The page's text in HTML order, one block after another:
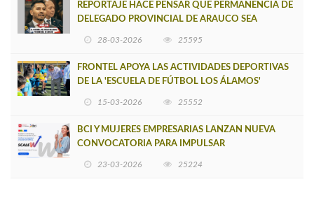
REPORTAJE HACE PENSAR QUE PERMANENCIA DE
DELEGADO PROVINCIAL DE ARAUCO SEA
28-03-2026 25595
FRONTEL APOYA LAS ACTIVIDADES DEPORTIVAS
DE LA 'ESCUELA DE FÚTBOL LOS ÁLAMOS'
15-03-2026 25552
BCI Y MUJERES EMPRESARIAS LANZAN NUEVA
CONVOCATORIA PARA IMPULSAR
23-03-2026 25224